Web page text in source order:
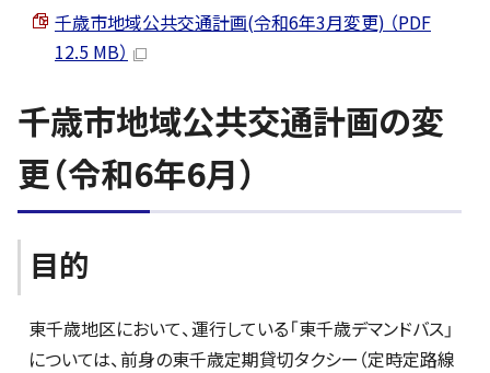
千歳市地域公共交通計画(令和6年3月変更) （PDF
12.5 MB）
千歳市地域公共交通計画の変
更（令和6年6月）
目的
東千歳地区において、運行している「東千歳デマンドバス」
については、前身の東千歳定期貸切タクシー（定時定路線